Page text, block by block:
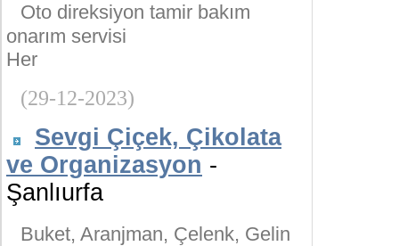
Oto direksiyon tamir bakım
onarım servisi
Her
(29-12-2023)
Sevgi Çiçek, Çikolata
ve Organizasyon -
Şanlıurfa
Buket, Aranjman, Çelenk, Gelin